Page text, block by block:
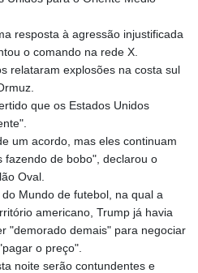
resposta à agressão injustificada
o comando na rede X.
relataram explosões na costa sul
que os Estados Unidos
um acordo, mas eles continuam
fazendo de bobo", declarou o
Oval.
Mundo de futebol, na qual a
americano, Trump já havia
"demorado demais" para negociar
o preço".
noite serão contundentes e